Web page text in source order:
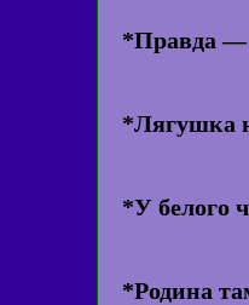
*Правда —
*Лягушка
*У белого
*Родина